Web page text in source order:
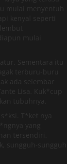
mulai menyentuh
kenyal seperti
mulai
Sementara itu
terburu-buru
ada selembar
Lisa. Kuk*cup
tubuhnya.
T*ket nya
yang
tersendiri.
sungguh-sungguh